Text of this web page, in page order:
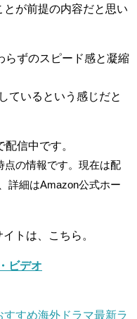
が前提の内容だと思い
らずのスピード感と凝縮
ているという感じだと
配信中です。
点の情報です。現在は配
詳細はAmazon公式ホー
トは、こちら。
ビデオ
すめ海外ドラマ最新ラ